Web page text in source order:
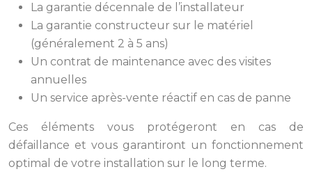
La garantie décennale de l’installateur
La garantie constructeur sur le matériel
(généralement 2 à 5 ans)
Un contrat de maintenance avec des visites
annuelles
Un service après-vente réactif en cas de panne
Ces éléments vous protégeront en cas de
défaillance et vous garantiront un fonctionnement
optimal de votre installation sur le long terme.